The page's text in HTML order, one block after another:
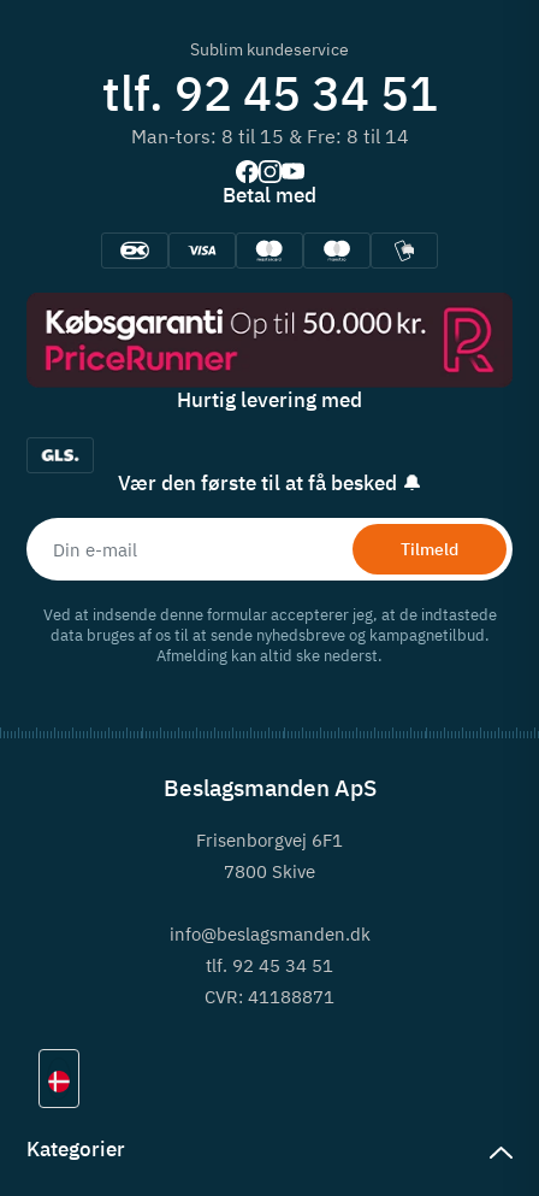
Sublim kundeservice
tlf. 92 45 34 51
Man-tors: 8 til 15 & Fre: 8 til 14
Betal med
Hurtig levering med
Vær den første til at få besked 🔔
Tilmeld
Ved at indsende denne formular accepterer jeg, at de indtastede
data bruges af os til at sende nyhedsbreve og kampagnetilbud.
Afmelding kan altid ske nederst.
Beslagsmanden ApS
Frisenborgvej 6F1
7800 Skive
info@beslagsmanden.dk
tlf. 92 45 34 51
CVR: 41188871
Kategorier